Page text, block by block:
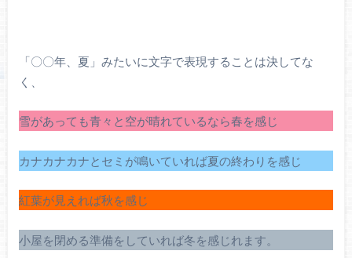
「〇〇年、夏」みたいに文字で表現することは決してな
く、
雪があっても青々と空が晴れているなら春を感じ
カナカナカナとセミが鳴いていれば夏の終わりを感じ
紅葉が見えれば秋を感じ
小屋を閉める準備をしていれば冬を感じれます。